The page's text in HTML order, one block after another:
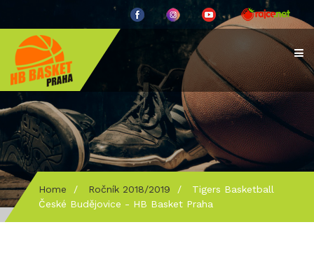
Home / Ročník 2018/2019 /
Tigers Basketball
České Budějovice - HB Basket Praha